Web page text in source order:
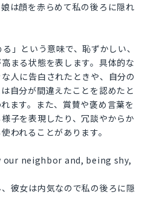
は顔を赤らめて私の後ろに隠れ
」という意味で、恥ずかしい、
まる状態を表します。具体的な
人に告白されたときや、自分の
自分が間違えたことを認めたと
ます。また、賞賛や褒め言葉を
子を表現したり、冗談やからか
われることがあります。
neighbor and, being shy,
彼女は内気なので私の後ろに隠